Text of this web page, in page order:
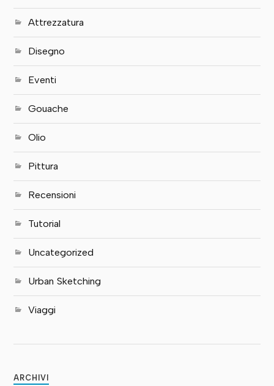
Attrezzatura
Disegno
Eventi
Gouache
Olio
Pittura
Recensioni
Tutorial
Uncategorized
Urban Sketching
Viaggi
ARCHIVI